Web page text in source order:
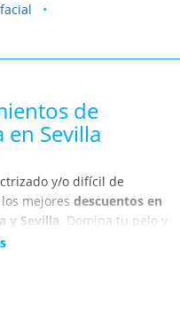
de
Sevilla
y/o difícil de
mejores descuentos en
y Sevilla . Domina tu pelo y
tratamientos de